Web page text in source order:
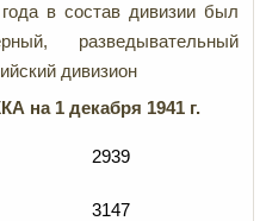
в состав дивизии был
разведывательный
дивизион
на 1 декабря 1941 г.
2939
3147